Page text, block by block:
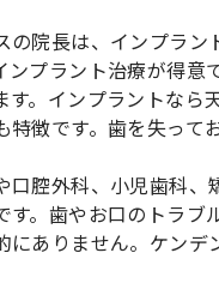
の院長は、インプラ
ンプラント治療が得
す。インプラントな
特徴です。歯を失って
口腔外科、小児歯科
す。歯やお口のトラ
にありません。ケン